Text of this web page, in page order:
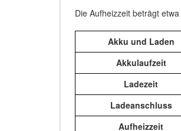
Die Aufheizzeit beträgt etwa
Akku und Laden
Akkulaufzeit
Ladezeit
Ladeanschluss
Aufheizzeit